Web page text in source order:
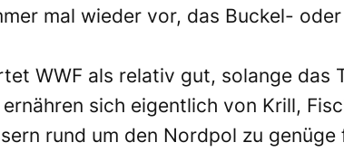
mal wieder vor, das Buckel-
WWF als relativ gut, solange das
sich eigentlich von Krill,
rund um den Nordpol zu genüge